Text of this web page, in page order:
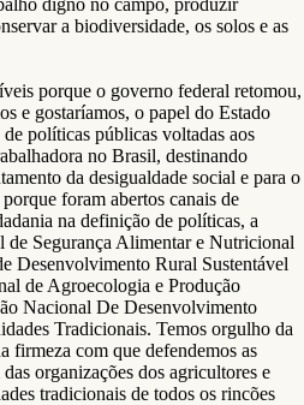
digno no campo, produzir
a biodiversidade, os solos e as
porque o governo federal retomou,
e gostaríamos, o papel do Estado
políticas públicas voltadas aos
no Brasil, destinando
da desigualdade social e para o
foram abertos canais de
na definição de políticas, a
Segurança Alimentar e Nutricional
Desenvolvimento Rural Sustentável
de Agroecologia e Produção
Nacional De Desenvolvimento
Tradicionais. Temos orgulho da
firmeza com que defendemos as
organizações dos agricultores e
tradicionais de todos os rincões